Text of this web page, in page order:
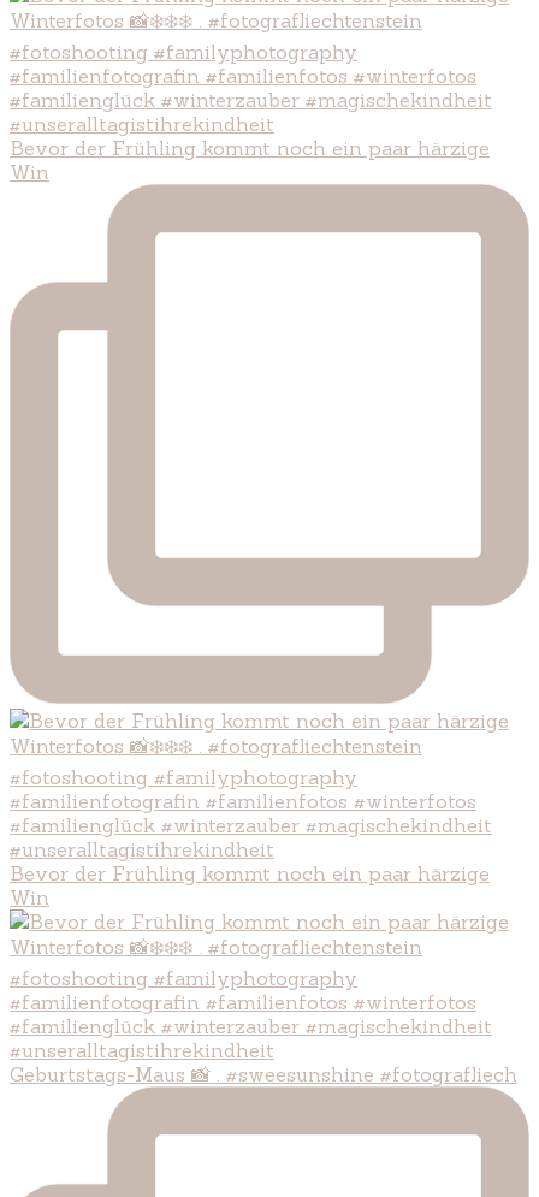
Bevor der Frühling kommt noch ein paar härzige
Win
Bevor der Frühling kommt noch ein paar härzige
Win
Geburtstags-Maus 📸 . #sweesunshine #fotografliech